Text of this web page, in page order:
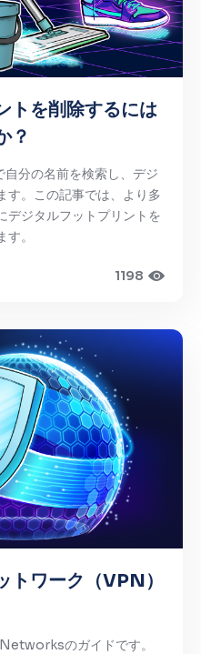
トを削除するには
？
分の名前を検索し、デジ
す。この記事では、より多
デジタルフットプリントを
。
1198
トワーク（VPN）
のガイドです。